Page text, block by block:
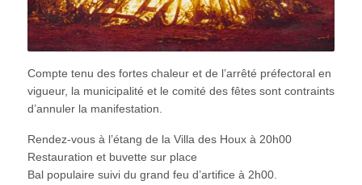
Compte tenu des fortes chaleur et de l’arrêté préfectoral en
vigueur, la municipalité et le comité des fêtes sont contraints
d’annuler la manifestation.
Rendez-vous à l’étang de la Villa des Houx à 20h00
Restauration et buvette sur place
Bal populaire suivi du grand feu d’artifice à 2h00.